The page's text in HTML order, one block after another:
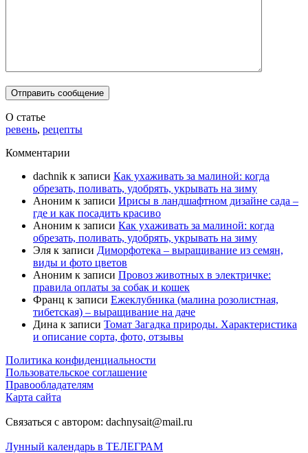
О статье
ревень, рецепты
Комментарии
dachnik к записи Как ухаживать за малиной: когда
обрезать, поливать, удобрять, укрывать на зиму
Аноним к записи Ирисы в ландшафтном дизайне сада –
где и как посадить красиво
Аноним к записи Как ухаживать за малиной: когда
обрезать, поливать, удобрять, укрывать на зиму
Эля к записи Диморфотека – выращивание из семян,
виды и фото цветов
Аноним к записи Провоз животных в электричке:
правила оплаты за собак и кошек
Франц к записи Ежеклубника (малина розолистная,
тибетская) – выращивание на даче
Дина к записи Томат Загадка природы. Характеристика
и описание сорта, фото, отзывы
Политика конфиденциальности
Пользовательское соглашение
Правообладателям
Карта сайта
Связаться с автором: dachnysait@mail.ru
Лунный календарь в ТЕЛЕГРАМ